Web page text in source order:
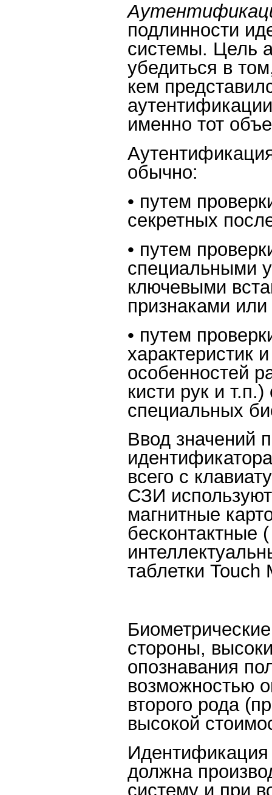
подлинности
системы. Цель
убедиться в
кем
именно тот
обычно:
• путем
секретных
• путем
специальными
ключевыми
признаками или
• путем
характеристик
особенностей
кисти рук и
специальных
Ввод значений
всего с
СЗИ
магнитные
бесконтактные
таблетки Touch
стороны,
опознавания
возможностью
второго рода
высокой
Идентификация
должна
систему и при